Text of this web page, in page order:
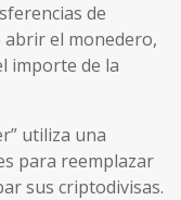
de
abrir el monedero,
importe de la
utiliza una
para reemplazar
sus criptodivisas.